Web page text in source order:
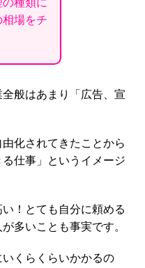
種類に
場をチ
般はあまり「広告、宣
化されてきたことから
る仕事」というイメージ
！とても自分に頼める
多いことも事実です。
くらくらいかかるの